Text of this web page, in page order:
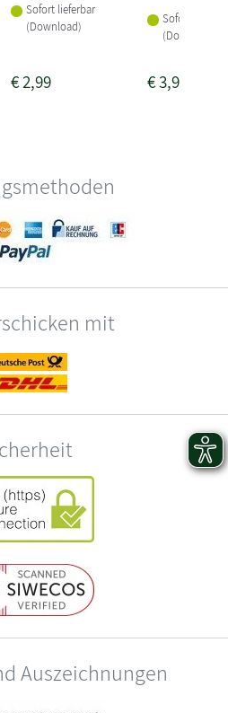
Sofort lieferbar
(Download)
€2,99
Sofort
(Download)
€3,99
mit
Auszeichnungen